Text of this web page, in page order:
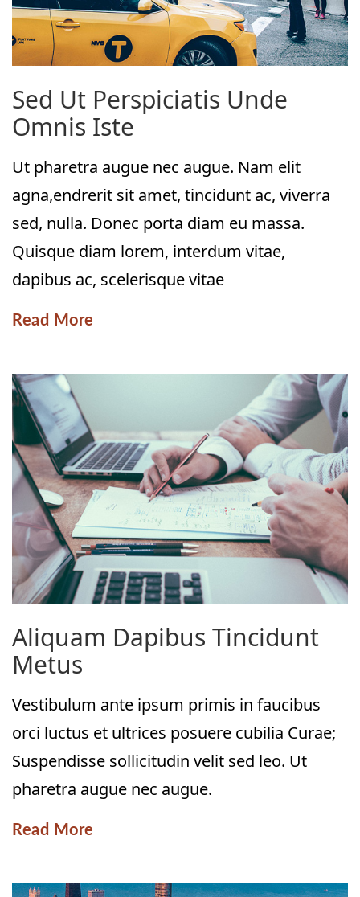
Sed Ut Perspiciatis Unde
Omnis Iste
Ut pharetra augue nec augue. Nam elit
agna,endrerit sit amet, tincidunt ac, viverra
sed, nulla. Donec porta diam eu massa.
Quisque diam lorem, interdum vitae,
dapibus ac, scelerisque vitae
Read More
Aliquam Dapibus Tincidunt
Metus
Vestibulum ante ipsum primis in faucibus
orci luctus et ultrices posuere cubilia Curae;
Suspendisse sollicitudin velit sed leo. Ut
pharetra augue nec augue.
Read More